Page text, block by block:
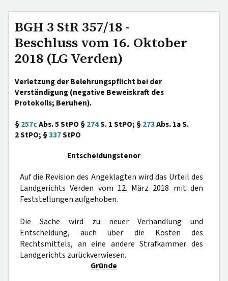
BGH 3 StR 357/18 -
Beschluss vom 16. Oktober
2018 (LG Verden)
Verletzung der Belehrungspflicht bei der
Verständigung (negative Beweiskraft des
Protokolls; Beruhen).
§257cAbs. 5 StPO §274S. 1 StPO; §273Abs. 1a S.
2 StPO; §337StPO
Entscheidungstenor
Auf die Revision des Angeklagten wird das Urteil des
Landgerichts Verden vom 12. März 2018 mit den
Feststellungen aufgehoben.
Die Sache wird zu neuer Verhandlung und
Entscheidung, auch über die Kosten des
Rechtsmittels, an eine andere Strafkammer des
Landgerichts zurückverwiesen.
Gründe